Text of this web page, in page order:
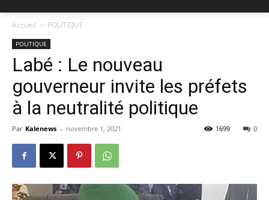
Accueil POLITIQUE
POLITIQUE
Labé : Le nouveau
gouverneur invite les préfets
à la neutralité politique
Par Kalenews - novembre 1, 2021 0
1699